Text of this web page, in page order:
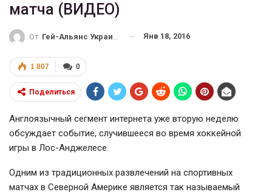
матча (ВИДЕО)
От Гей-Альянс Украина Янв 18, 2016
0
1 807
Поделиться
Англоязычный сегмент интернета уже вторую неделю
обсуждает событие, случившееся во время хоккейной
игры в Лос-Анджелесе.
Одним из традиционных развлечений на спортивных
матчах в Северной Америке является так называемый